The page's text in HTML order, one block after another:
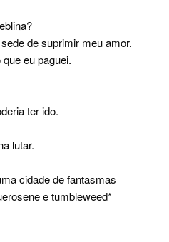
de suprimir meu amor.
eu paguei.
ter ido.
lutar.
cidade de fantasmas
e tumbleweed*